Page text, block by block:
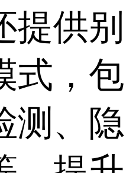
提供别
式，包
测、隐